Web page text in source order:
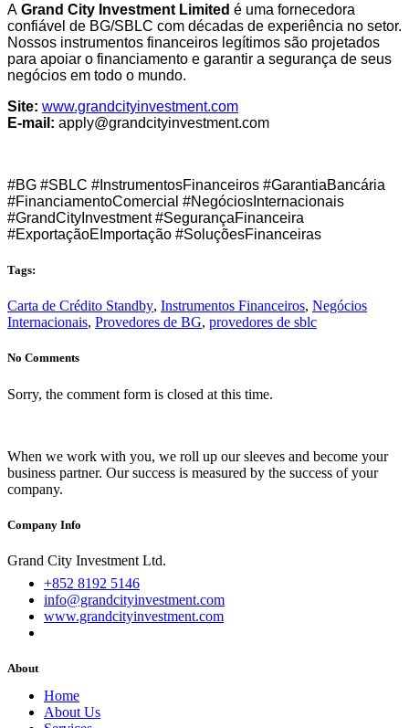
A Grand City Investment Limited é uma fornecedora
confiável de BG/SBLC com décadas de experiência no setor.
Nossos instrumentos financeiros legítimos são projetados
para apoiar o financiamento e garantir a segurança de seus
negócios em todo o mundo.
Site: www.grandcityinvestment.com
E-mail: apply@grandcityinvestment.com
#BG #SBLC #InstrumentosFinanceiros #GarantiaBancária
#FinanciamentoComercial #NegóciosInternacionais
#GrandCityInvestment #SegurançaFinanceira
#ExportaçãoEImportação #SoluçõesFinanceiras
Tags:
Carta de Crédito Standby, Instrumentos Financeiros, Negócios
Internacionais, Provedores de BG, provedores de sblc
No Comments
Sorry, the comment form is closed at this time.
When we work with you, we roll up our sleeves and become your
business partner. Our success is measured by the success of your
company.
Company Info
Grand City Investment Ltd.
+852 8192 5146
info@grandcityinvestment.com
www.grandcityinvestment.com
About
Home
About Us